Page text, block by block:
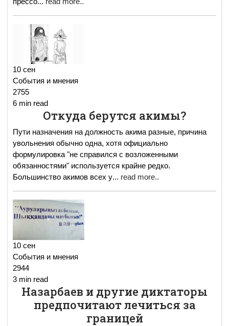
10 сен
События и мнения
2755
6 min read
Откуда берутся акимы?
Пути назначения на должность акима разные, причина
увольнения обычно одна, хотя официально
формулировка "не справился с возложенными
обязанностями" используется крайне редко.
Большинство акимов всех у... read more..
10 сен
События и мнения
2944
3 min read
Назарбаев и другие диктаторы
предпочитают лечиться за
границей